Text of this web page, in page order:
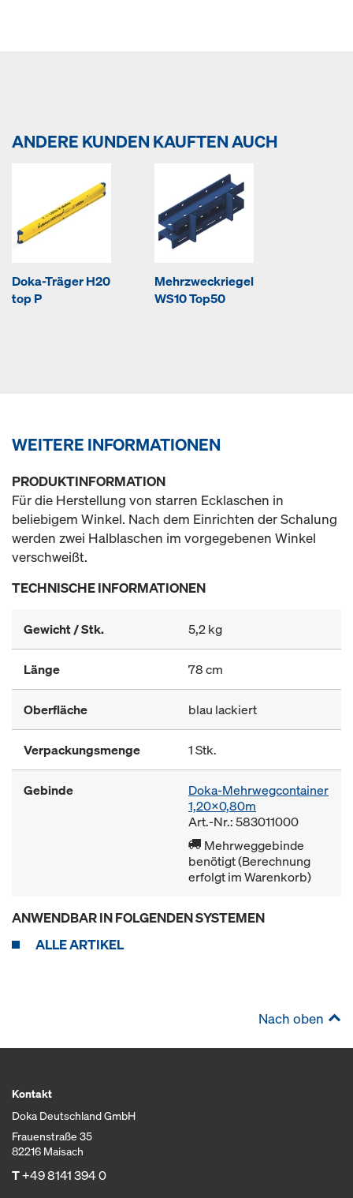
ANDERE KUNDEN KAUFTEN AUCH
Doka-Träger H20
top P
Mehrzweckriegel
WS10 Top50
WEITERE INFORMATIONEN
PRODUKTINFORMATION
Für die Herstellung von starren Ecklaschen in
beliebigem Winkel. Nach dem Einrichten der Schalung
werden zwei Halblaschen im vorgegebenen Winkel
verschweißt.
TECHNISCHE INFORMATIONEN
Gewicht / Stk. 5,2 kg
Länge 78 cm
Oberfläche blau lackiert
Verpackungsmenge 1 Stk.
Gebinde
Doka-Mehrwegcontainer
1,20x0,80m
Art.-Nr.: 583011000
Mehrweggebinde
benötigt (Berechnung
erfolgt im Warenkorb)
ANWENDBAR IN FOLGENDEN SYSTEMEN
ALLE ARTIKEL
Nach oben
Kontakt
Doka Deutschland GmbH
Frauenstraße 35
82216 Maisach
T+49 8141 394 0